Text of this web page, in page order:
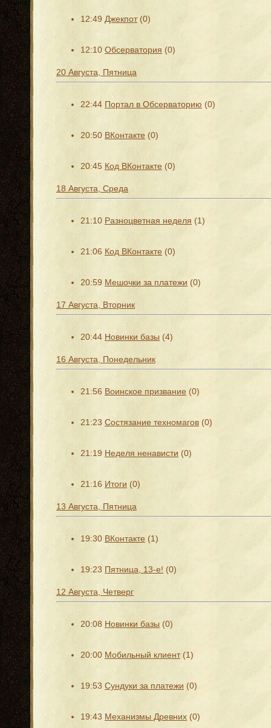
12:49 Джекпот (0)
12:10 Обсерватория (0)
20 Августа, Пятница
22:44 Портал в Обсерваторию (0)
20:50 ВКонтакте (0)
20:45 Код ВКонтакте (0)
18 Августа, Среда
21:10 Разноцветная неделя (1)
21:06 Код ВКонтакте (0)
20:59 Мешочки за платежи (0)
17 Августа, Вторник
20:44 Новинки базы (4)
16 Августа, Понедельник
21:56 Воинское призвание (0)
21:23 Состязание техномагов (0)
21:19 Неделя ненависти (0)
21:16 Итоги (0)
13 Августа, Пятница
19:30 ВКонтакте (1)
19:23 Пятница, 13-е! (0)
12 Августа, Четверг
20:08 Новинки базы (0)
20:00 Мобильный клиент (1)
19:53 Сундуки за платежи (0)
19:43 Механизмы Древних (0)